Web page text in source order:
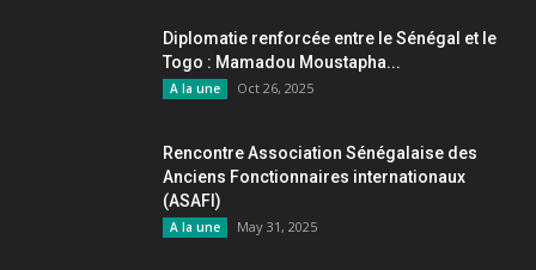
Diplomatie renforcée entre le Sénégal et le
Togo : Mamadou Moustapha...
A la une Oct 26, 2025
Rencontre Association Sénégalaise des
Anciens Fonctionnaires internationaux
(ASAFI)
A la une May 31, 2025